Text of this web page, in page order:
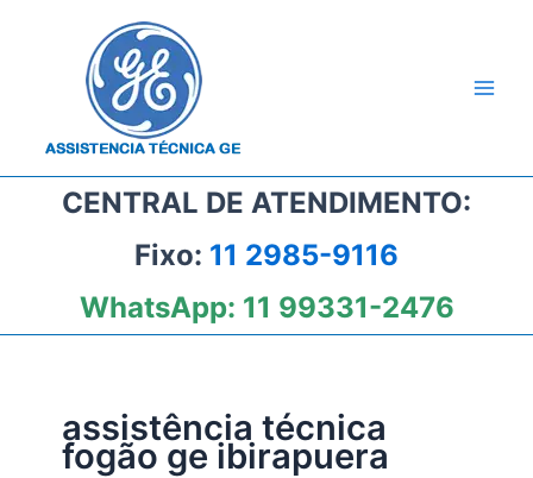
CENTRAL DE ATENDIMENTO:
Fixo: 11 2985-9116
WhatsApp: 11 99331-2476
assistência técnica
fogão ge ibirapuera